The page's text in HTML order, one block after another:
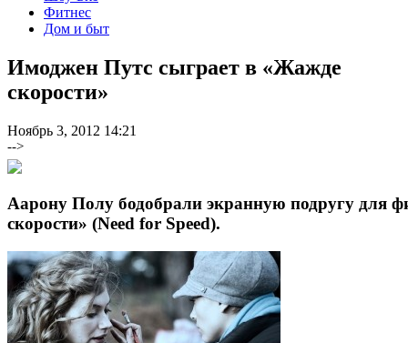
Фитнес
Дом и быт
Имоджен Путс сыграет в «Жажде
скорости»
Ноябрь 3, 2012 14:21
-->
Аарону Полу бодобрали экранную подругу для
скорости» (Need for Speed).